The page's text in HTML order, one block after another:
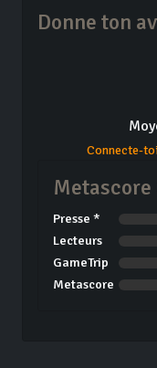
Donne ton
Connecte-
Metascore
Presse *
Lecteurs
GameTrip
Metascore